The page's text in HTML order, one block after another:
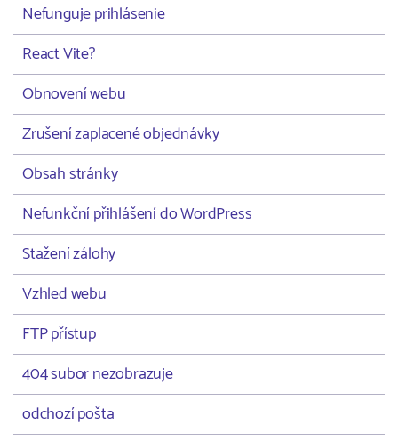
Nefunguje prihlásenie
React Vite?
Obnovení webu
Zrušení zaplacené objednávky
Obsah stránky
Nefunkční přihlášení do WordPress
Stažení zálohy
Vzhled webu
FTP přístup
404 subor nezobrazuje
odchozí pošta